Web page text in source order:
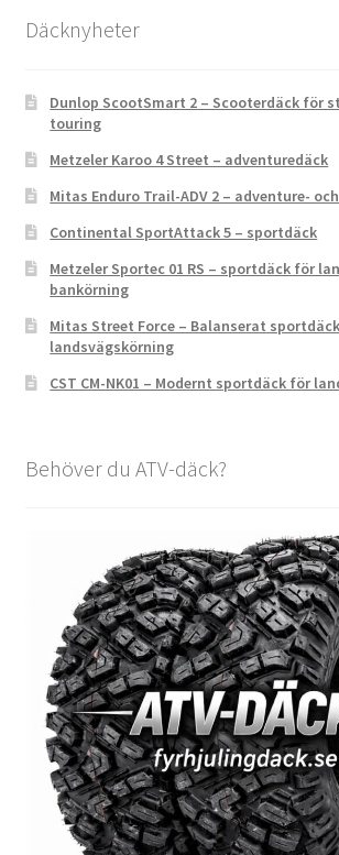
Däcknyheter
Dunlop ScootSmart 2 – Scooterdäck för
touring
Metzeler Karoo 4 Street – adventuredäck
Mitas Enduro Trail-ADV 2 – adventure-
Continental SportAttack 5 – sportdäck
Metzeler Sportec 01 RS – sportdäck för
bankörning
Mitas Street Force – Balanserat
landsvägskörning
CST CM-NK01 – Modernt sportdäck för
Behöver du ATV-däck?